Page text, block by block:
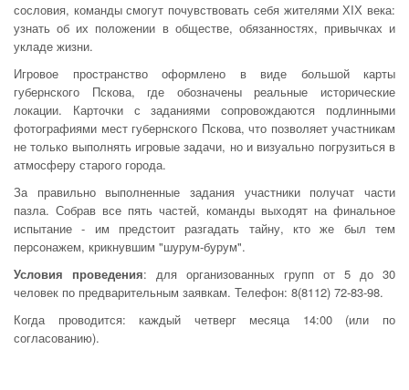
сословия, команды смогут почувствовать себя жителями ХIХ века:
узнать об их положении в обществе, обязанностях, привычках и
укладе жизни.
Игровое пространство оформлено в виде большой карты
губернского Пскова, где обозначены реальные исторические
локации. Карточки с заданиями сопровождаются подлинными
фотографиями мест губернского Пскова, что позволяет участникам
не только выполнять игровые задачи, но и визуально погрузиться в
атмосферу старого города.
За правильно выполненные задания участники получат части
пазла. Собрав все пять частей, команды выходят на финальное
испытание - им предстоит разгадать тайну, кто же был тем
персонажем, крикнувшим "шурум-бурум".
Условия проведения: для организованных групп от 5 до 30
человек по предварительным заявкам. Телефон: 8(8112) 72-83-98.
Когда проводится: каждый четверг месяца 14:00 (или по
согласованию).